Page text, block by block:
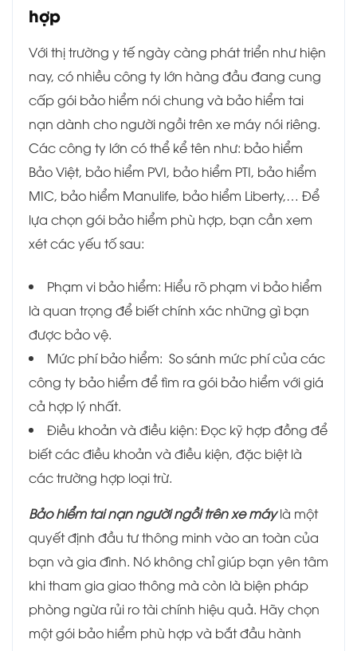
hợp
Với thị trường y tế ngày càng phát triển như hiện
nay, có nhiều công ty lớn hàng đầu đang cung
cấp gói bảo hiểm nói chung và bảo hiểm tai
nạn dành cho người ngồi trên xe máy nói riêng.
Các công ty lớn có thể kể tên như: bảo hiểm
Bảo Việt, bảo hiểm PVI, bảo hiểm PTI, bảo hiểm
MIC, bảo hiểm Manulife, bảo hiểm Liberty,… Để
lựa chọn gói bảo hiểm phù hợp, bạn cần xem
xét các yếu tố sau:
Phạm vi bảo hiểm: Hiểu rõ phạm vi bảo hiểm
là quan trọng để biết chính xác những gì bạn
được bảo vệ.
Mức phí bảo hiểm: So sánh mức phí của các
công ty bảo hiểm để tìm ra gói bảo hiểm với giá
cả hợp lý nhất.
Điều khoản và điều kiện: Đọc kỹ hợp đồng để
biết các điều khoản và điều kiện, đặc biệt là
các trường hợp loại trừ.
Bảo hiểm tai nạn người ngồi trên xe máylà một
quyết định đầu tư thông minh vào an toàn của
bạn và gia đình. Nó không chỉ giúp bạn yên tâm
khi tham gia giao thông mà còn là biện pháp
phòng ngừa rủi ro tài chính hiệu quả. Hãy chọn
một gói bảo hiểm phù hợp và bắt đầu hành